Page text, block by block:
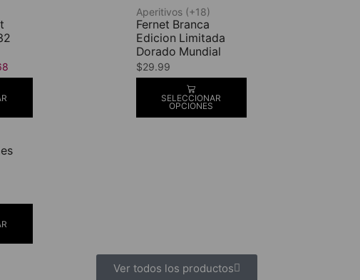
Aperitivos (+18)
Fernet Branca
Edicion Limitada
Dorado Mundial
$29.99
SELECCIONAR
OPCIONES
Ver todos los productos